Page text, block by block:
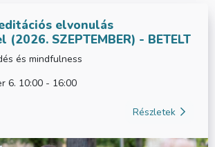
elvonulás
SZEPTEMBER) - BETELT
és mindfulness
6. 10:00 - 16:00
Részletek